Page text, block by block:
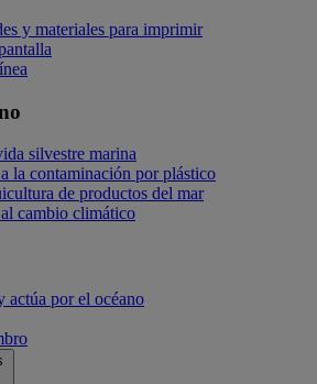
y materiales para imprimir
silvestre marina
la contaminación por plástico
de productos del mar
cambio climático
actúa por el océano